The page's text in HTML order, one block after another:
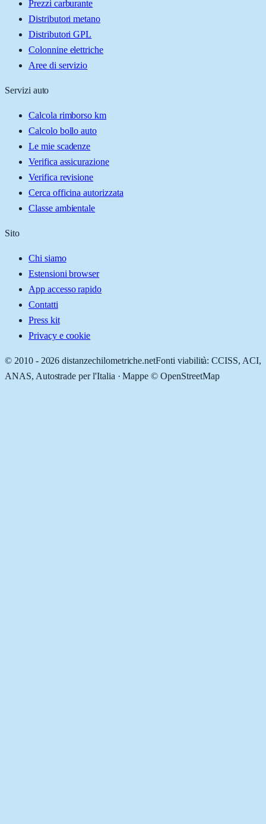
Prezzi carburante
Distributori metano
Distributori GPL
Colonnine elettriche
Aree di servizio
Servizi auto
Calcola rimborso km
Calcolo bollo auto
Le mie scadenze
Verifica assicurazione
Verifica revisione
Cerca officina autorizzata
Classe ambientale
Sito
Chi siamo
Estensioni browser
App accesso rapido
Contatti
Press kit
Privacy e cookie
© 2010 - 2026 distanzechilometriche.netFonti viabilità: CCISS, ACI,
ANAS, Autostrade per l'Italia · Mappe © OpenStreetMap